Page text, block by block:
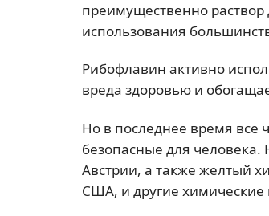
преимущественно
использования
Рибофлавин активно
вреда здоровью и
Но в последнее время все
безопасные для
Австрии, а также желтый
США, и другие химические